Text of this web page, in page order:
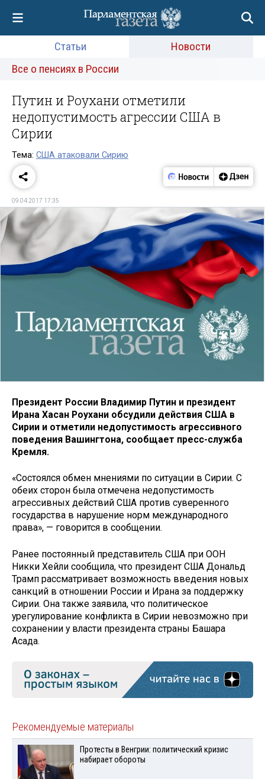
Статьи
Новости
Все о пенсиях в России
Путин и Роухани отметили
недопустимость агрессии США в
Сирии
Тема: США атаковали Сирию
09.04.2017 17:35
Президент России Владимир Путин и президент
Ирана Хасан Роухани обсудили действия США в
Сирии и отметили недопустимость агрессивного
поведения Вашингтона, сообщает пресс-служба
Кремля.
«Состоялся обмен мнениями по ситуации в Сирии. С
обеих сторон была отмечена недопустимость
агрессивных действий США против суверенного
государства в нарушение норм международного
права», — говорится в сообщении.
Ранее постоянный представитель США при ООН
Никки Хейли сообщила, что президент США Дональд
Трамп рассматривает возможность введения новых
санкций в отношении России и Ирана за поддержку
Сирии. Она также заявила, что политическое
урегулирование конфликта в Сирии невозможно при
сохранении у власти президента страны Башара
Асада.
Рекомендуемые материалы
Протесты в Венгрии: политический кризис
набирает обороты